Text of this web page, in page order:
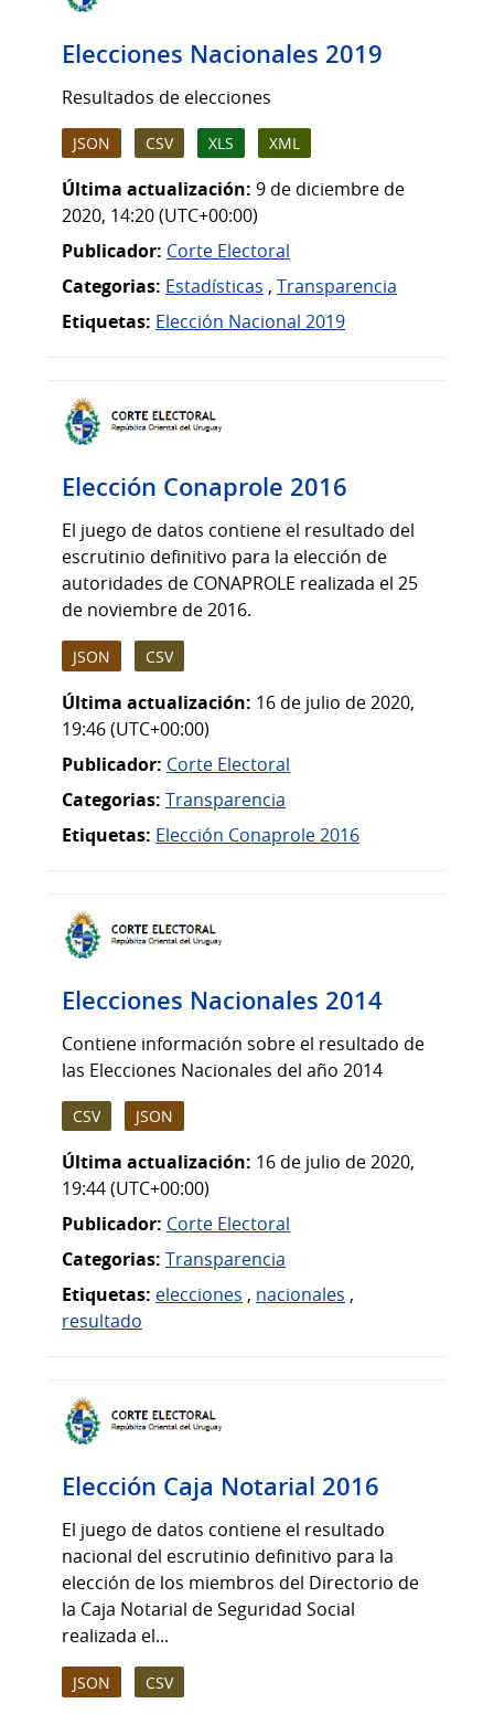
Elecciones Nacionales 2019
Resultados de elecciones
JSON CSV XLS XML
Última actualización: 9 de diciembre de
2020, 14:20 (UTC+00:00)
Publicador: Corte Electoral
Categorias: Estadísticas , Transparencia
Etiquetas: Elección Nacional 2019
Elección Conaprole 2016
El juego de datos contiene el resultado del
escrutinio definitivo para la elección de
autoridades de CONAPROLE realizada el 25
de noviembre de 2016.
JSON CSV
Última actualización: 16 de julio de 2020,
19:46 (UTC+00:00)
Publicador: Corte Electoral
Categorias: Transparencia
Etiquetas: Elección Conaprole 2016
Elecciones Nacionales 2014
Contiene información sobre el resultado de
las Elecciones Nacionales del año 2014
CSV JSON
Última actualización: 16 de julio de 2020,
19:44 (UTC+00:00)
Publicador: Corte Electoral
Categorias: Transparencia
Etiquetas: elecciones , nacionales ,
resultado
Elección Caja Notarial 2016
El juego de datos contiene el resultado
nacional del escrutinio definitivo para la
elección de los miembros del Directorio de
la Caja Notarial de Seguridad Social
realizada el...
JSON CSV